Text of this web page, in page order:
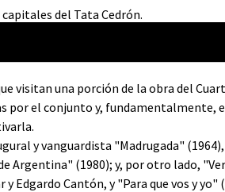
visitan una porción de la obra del
por el conjunto y, fundamentalmente,
y vanguardista "Madrugada"
Argentina" (1980); y, por otro lado,
Edgardo Cantón, y "Para que vos y yo"